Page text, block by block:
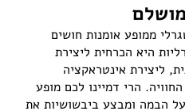
ממופע אומנות חושים
היא הכרחית ליצירת
ליצירת אינטראקציה
הרי דמיינו לכם מופע
הבמה ומבצע ביבשושיות את